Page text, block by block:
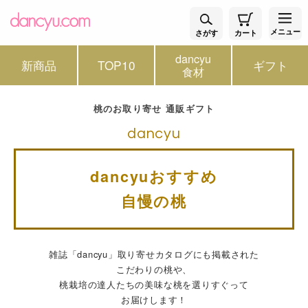
さがす カート メニュー
新商品 TOP10 dancyu
食材 ギフト
桃のお取り寄せ 通販ギフト
dancyu
dancyuおすすめ
自慢の桃
雑誌「dancyu」取り寄せカタログにも掲載された
こだわりの桃や、
桃栽培の達人たちの美味な桃を選りすぐって
お届けします！